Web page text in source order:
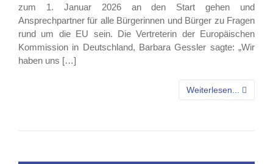
zum 1. Januar 2026 an den Start gehen und
Ansprechpartner für alle Bürgerinnen und Bürger zu Fragen
rund um die EU sein. Die Vertreterin der Europäischen
Kommission in Deutschland, Barbara Gessler sagte: „Wir
haben uns […]
Weiterlesen...